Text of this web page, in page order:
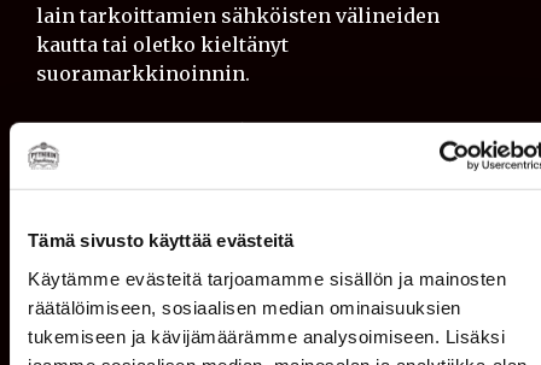
Tämä sivusto käyttää evästeitä
Käytämme evästeitä tarjoamamme sisällön ja mainosten
räätälöimiseen, sosiaalisen median ominaisuuksien
tukemiseen ja kävijämäärämme analysoimiseen. Lisäksi
lain tarkoittamien sähköisten välineiden
kautta tai oletko kieltänyt
suoramarkkinoinnin.
1.2. Automaattisesti kerättävät tiedot
Voimme käyttää erilaisia menetelmiä
tietokoneestasi tai mobiililaitteestasi, kun
käytät verkkosivustoamme. Automaattiset
menetelmät voivat sisältää evästeitä,
verkkojäljitteitä ja muita teknologioita.